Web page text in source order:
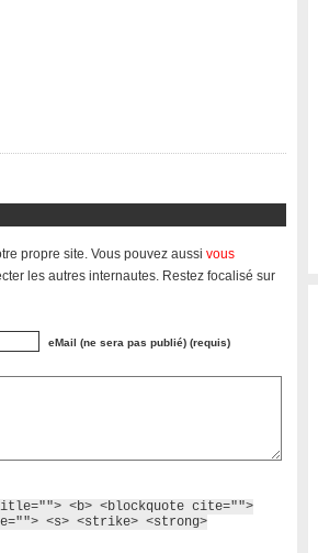
propre site. Vous pouvez aussi vous
les autres internautes. Restez focalisé sur
eMail (ne sera pas publié) (requis)
<b> <blockquote cite="">
<s> <strike> <strong>